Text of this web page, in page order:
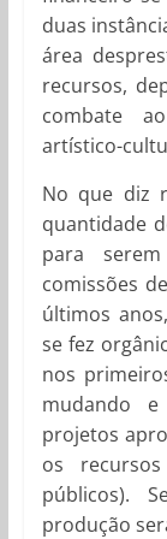
duas
área
recursos,
combate
artístico-
No que diz
quantidade
para
comissões
últimos
se fez
nos
mudando
projetos
os
públicos).
produção